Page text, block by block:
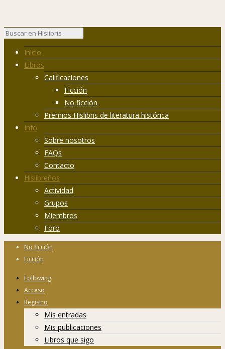
Inicio
Libros
Calificaciones
Ficción
No ficción
Premios Hislibris de literatura histórica
Info
Sobre nosotros
FAQs
Contacto
Hislibreños
Actividad
Grupos
Miembros
Foro
No ficción
Ficción
Following
Acceso
Registro
Mis entradas
Mis publicaciones
Libros que sigo